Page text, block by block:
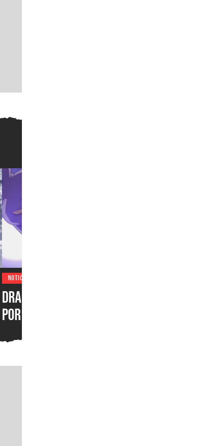
NOTICIAS
Dragon Ball Super: Beerus
por fin tendría mes de
esperado remake del anime